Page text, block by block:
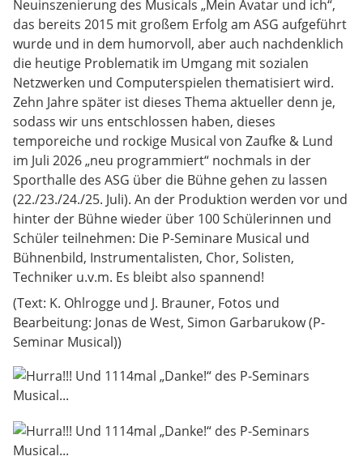
Neuinszenierung des Musicals „Mein Avatar und ich“,
das bereits 2015 mit großem Erfolg am ASG aufgeführt
wurde und in dem humorvoll, aber auch nachdenklich
die heutige Problematik im Umgang mit sozialen
Netzwerken und Computerspielen thematisiert wird.
Zehn Jahre später ist dieses Thema aktueller denn je,
sodass wir uns entschlossen haben, dieses
temporeiche und rockige Musical von Zaufke & Lund
im Juli 2026 „neu programmiert“ nochmals in der
Sporthalle des ASG über die Bühne gehen zu lassen
(22./23./24./25. Juli). An der Produktion werden vor und
hinter der Bühne wieder über 100 Schülerinnen und
Schüler teilnehmen: Die P-Seminare Musical und
Bühnenbild, Instrumentalisten, Chor, Solisten,
Techniker u.v.m. Es bleibt also spannend!
(Text: K. Ohlrogge und J. Brauner, Fotos und
Bearbeitung: Jonas de West, Simon Garbarukow (P-
Seminar Musical))